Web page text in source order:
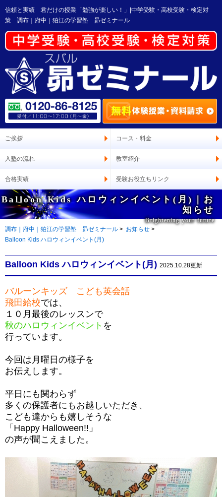
信頼と実績 君だけの授業「勉強が楽しい！」|中学受験・高校受験・検定対
策 調布｜府中｜狛江の学習塾 昴ゼミナール
ご挨拶 コース・料金
入塾の流れ 教室紹介
合格実績 受験お役立ちリンク
Balloon Kids ハロウィンイベント(月)｜お
知らせ
Brightening your future
調布｜府中｜狛江の学習塾 昴ゼミナール > お知らせ >
Balloon Kids ハロウィンイベント(月)
Balloon Kids ハロウィンイベント(月) 2025.10.28更新
バルーンキッズ こども英会話
飛田給校では、
１０月最後のレッスンで
秋のハロウィンイベント を
行っています。
今回は月曜日の様子を
お伝えします。
平日にも関わらず
多くの保護者にもお越しいただき、
こども達からも嬉しそうな
「Happy Halloween!!」
の声が聞こえました。